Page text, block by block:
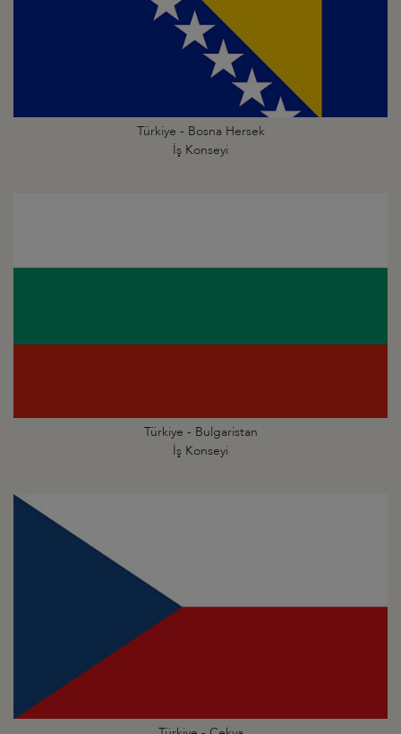
Türkiye - Bosna Hersek
İş Konseyi
Türkiye - Bulgaristan
İş Konseyi